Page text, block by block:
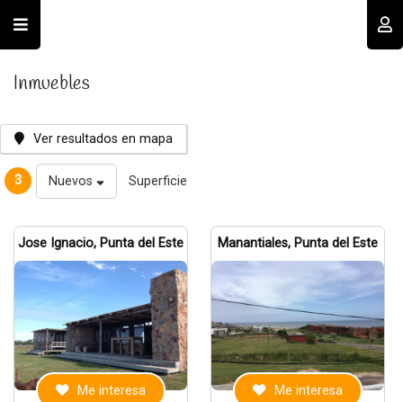
Recordar datos
INGRESAR
Olvidé mi clave Registro
Inmuebles
Ver resultados en mapa
3 Nuevos Superficie
Jose Ignacio, Punta del Este
Me interesa
Manantiales, Punta del Este
Me interesa